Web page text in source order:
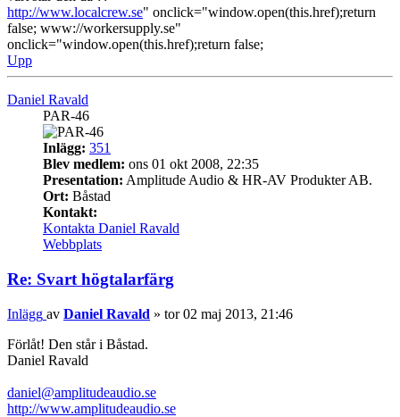
http://www.localcrew.se" onclick="window.open(this.href);return
false; www://workersupply.se"
onclick="window.open(this.href);return false;
Upp
Daniel Ravald
PAR-46
Inlägg: 351
Blev medlem: ons 01 okt 2008, 22:35
Presentation: Amplitude Audio & HR-AV Produkter AB.
Ort: Båstad
Kontakt:
Kontakta Daniel Ravald
Webbplats
Re: Svart högtalarfärg
Inlägg av Daniel Ravald » tor 02 maj 2013, 21:46
Förlåt! Den står i Båstad.
Daniel Ravald
daniel@amplitudeaudio.se
http://www.amplitudeaudio.se